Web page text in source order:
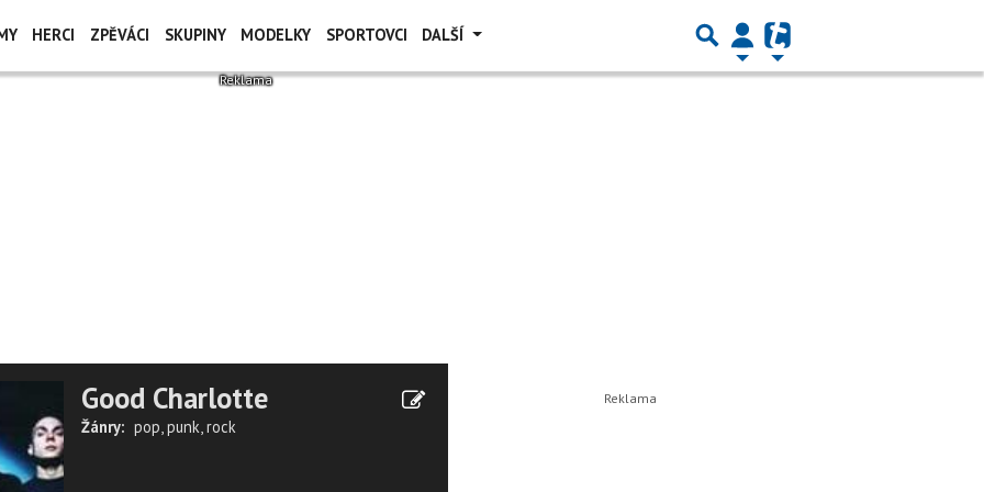
HERCI ZPĚVÁCI SKUPINY MODELKY SPORTOVCI DALŠÍ
Good Charlotte
Žánry: pop,punk,rock